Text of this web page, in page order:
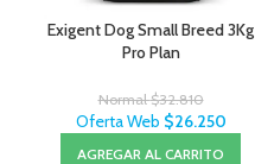
Exigent Dog Small Breed 3Kg
Pro Plan
Normal$32.810
Oferta Web $26.250
AGREGAR AL CARRITO